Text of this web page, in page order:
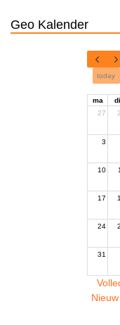
Geo Kalender
today
ma di
27
3
10
17
24
31